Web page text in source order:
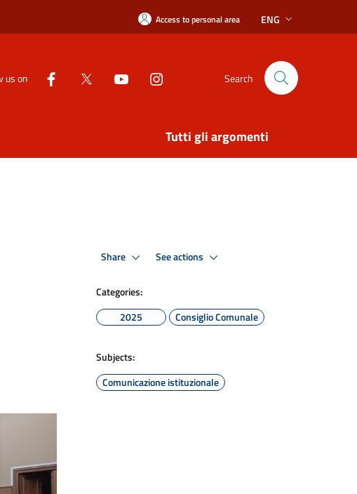
Access to personal area ENG
us on Search
Tutti gli argomenti
Share See actions
Categories:
2025
Consiglio Comunale
Subjects:
Comunicazione istituzionale